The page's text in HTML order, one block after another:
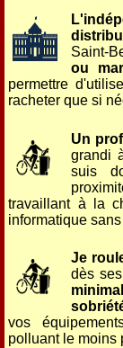
Saint-
ou
permettre
racheter que si
Un
grandi
suis
travaillant à la
informatique
Je
dès
vos
polluant le moins